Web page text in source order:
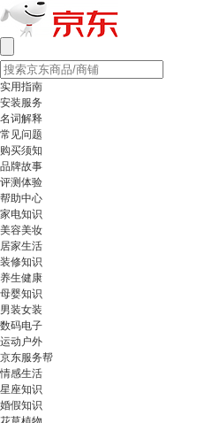
实用指南
安装服务
名词解释
常见问题
购买须知
品牌故事
评测体验
帮助中心
家电知识
美容美妆
居家生活
装修知识
养生健康
母婴知识
男装女装
数码电子
运动户外
京东服务帮
情感生活
星座知识
婚假知识